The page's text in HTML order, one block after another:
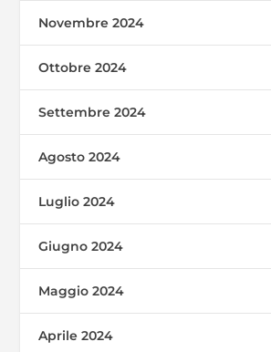
Novembre 2024
Ottobre 2024
Settembre 2024
Agosto 2024
Luglio 2024
Giugno 2024
Maggio 2024
Aprile 2024